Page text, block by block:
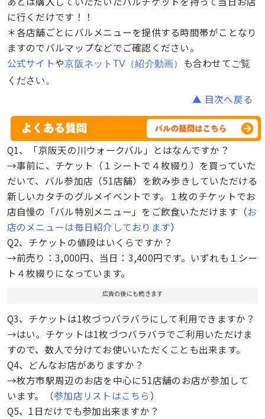
に行くだけです！！
＊各店舗ごとにバルメニューを提供する時間帯がことなり
ますのでバルマップなどでご確認ください。
公式サイトや京阪ネットTV（紹介動画） も合わせて ご覧
ください。
▲ 目次へ戻る
Q1、「京阪天の川ウォークバル」とはなんですか？
→事前に、チケット（１シートで４枚綴り）を買っていた
だいて、バル参加店（51店舗）を飲み歩きしていただける
新しいカタチのグルメイベントです。１枚のチケットでお
店自慢の「バル特別メニュー」をご飲食いただけます（お
店のメニューは毎日紹介しております）
Q2、チケットの値段はいくらですか？
→前売り：3,000円、当日：3,400円です。いずれも１シー
ト４枚綴りになっています。
広告の後にも続きます
Q3、チケットは1枚づつバラバラにして利用できますか？
→はい。チケットは1枚づつバラバラでご利用いただけま
すので、数人で分けてお使いいただくことも出来ます。
Q4、どんなお店がありますか？
→枚方市駅周辺のお店を中心に51店舗のお店が参加して
います。（参加店リストはこちら ）
Q5、1日だけでも参加出来ますか？